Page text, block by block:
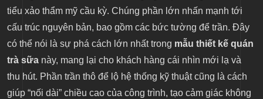
tiểu xảo thẩm mỹ cầu kỳ. Chúng phần lớn nhấn mạnh tới
cấu trúc nguyên bản, bao gồm các bức tường để trần. Đây
có thể nói là sự phá cách lớn nhất trong mẫu thiết kế quán
trà sữa này, mang lại cho khách hàng cái nhìn mới lạ và
thu hút. Phần trần thô để lộ hệ thống kỹ thuật cũng là cách
giúp “nối dài” chiều cao của công trình, tạo cảm giác không